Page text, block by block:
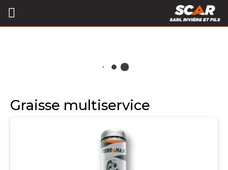
Graisse multiservice